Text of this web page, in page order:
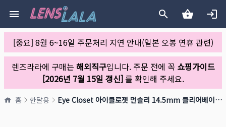
[중요] 8월 6~16일 주문처리 지연 안내(일본 오봉 연휴 관련)
렌즈라라에 구매는 해외직구입니다. 주문 전에 꼭 쇼핑가이드
[2026년 7월 15일 갱신]를 확인해 주세요.
홈 한달용 Eye Closet 아이클로젯 먼슬리 14.5mm 클리어베이지(1박스 2개들이)